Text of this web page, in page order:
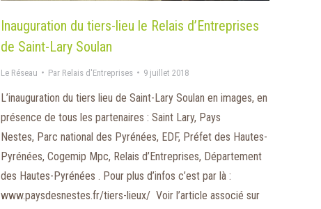
Inauguration du tiers-lieu le Relais d’Entreprises
de Saint-Lary Soulan
Le Réseau Par Relais d'Entreprises 9 juillet 2018
L’inauguration du tiers lieu de Saint-Lary Soulan en images, en
présence de tous les partenaires : Saint Lary, Pays
Nestes, Parc national des Pyrénées, EDF, Préfet des Hautes-
Pyrénées, Cogemip Mpc, Relais d’Entreprises, Département
des Hautes-Pyrénées . Pour plus d’infos c’est par là :
www.paysdesnestes.fr/tiers-lieux/ Voir l’article associé sur